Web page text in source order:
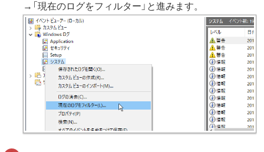
→「現在のログをフィルター」と進みます。